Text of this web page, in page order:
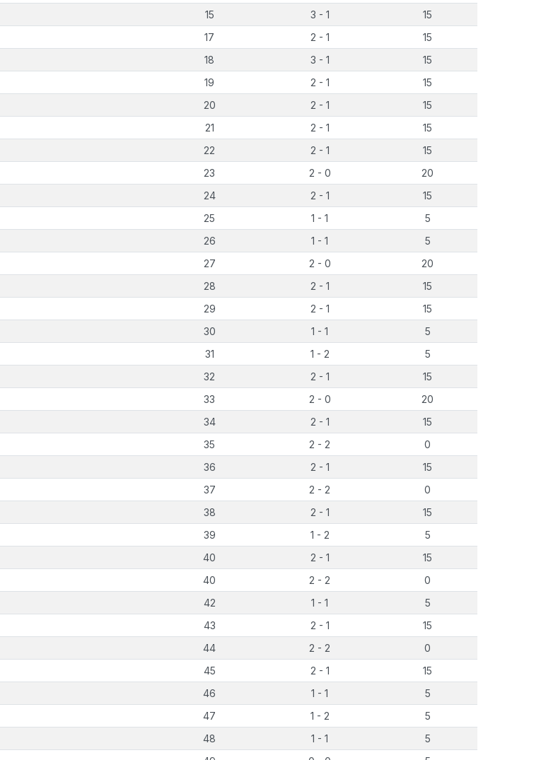
15 3 - 1
15
17 2 - 1
15
18 3 - 1
15
19 2 - 1
15
20 2 - 1
15
21 2 - 1
15
22 2 - 1
15
23 2 - 0
20
24 2 - 1
15
25 1 - 1
5
26 1 - 1
5
27 2 - 0
20
28 2 - 1
15
29 2 - 1
15
30 1 - 1
5
31 1 - 2
5
32 2 - 1
15
33 2 - 0
20
34 2 - 1
15
35 2 - 2
0
36 2 - 1
15
37 2 - 2
0
38 2 - 1
15
39 1 - 2
5
40 2 - 1
15
40 2 - 2
0
42 1 - 1
5
43 2 - 1
15
44 2 - 2
0
45 2 - 1
15
46 1 - 1
5
47 1 - 2
5
48 1 - 1
5